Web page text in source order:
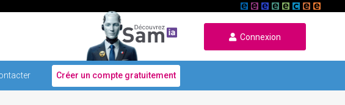
Connexion
Créer un compte gratuitement